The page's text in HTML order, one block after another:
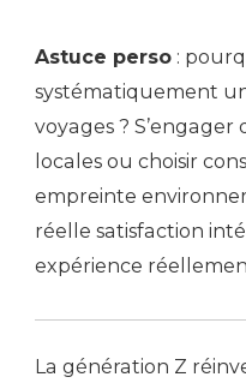
Astuce perso :
systématiquement
voyages ?
locales ou choisir
empreinte
réelle satisfaction
expérience
La génération Z